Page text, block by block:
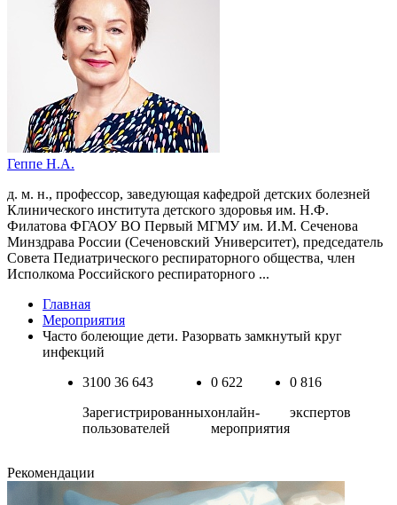
Геппе Н.А.
д. м. н., профессор, заведующая кафедрой детских болезней
Клинического института детского здоровья им. Н.Ф.
Филатова ФГАОУ ВО Первый МГМУ им. И.М. Сеченова
Минздрава России (Сеченовский Университет), председатель
Cовета Педиатрического респираторного общества, член
Исполкома Российского респираторного ...
Главная
Мероприятия
Часто болеющие дети. Разорвать замкнутый круг
инфекций
3100 36 643
Зарегистрированных
пользователей
0 622
онлайн-
мероприятия
0 816
экспертов
Рекомендации